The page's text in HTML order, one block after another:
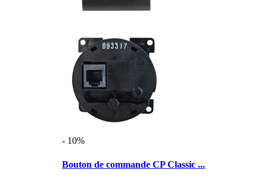
- 10%
Bouton de commande CP Classic ...